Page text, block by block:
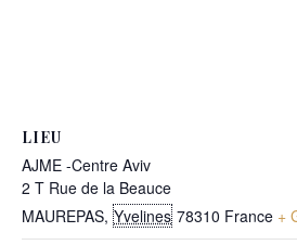
LIEU
AJME -Centre Aviv
2 T Rue de la Beauce
MAUREPAS, Yvelines 78310 France +